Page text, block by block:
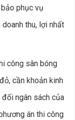
phục vụ
thu, lợi nhất
công sân bóng
cần khoản kinh
ngân sách của
án thi công